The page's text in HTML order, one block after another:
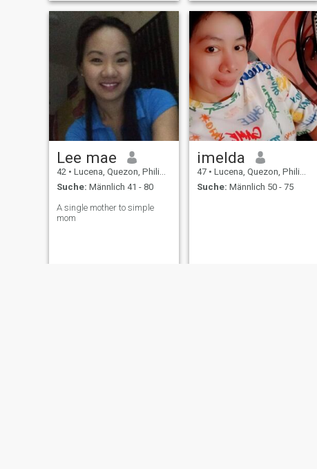
Lee mae
42 • Lucena, Quezon, Philippinen
Suche: Männlich 41 - 80
A single mother to simple
mom
imelda
47 • Lucena, Quezon, Philippinen
Suche: Männlich 50 - 75